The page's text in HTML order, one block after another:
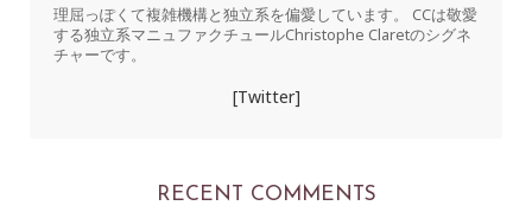
理屈っぽくて複雑機構と独立系を偏愛しています。 CCは敬愛
する独立系マニュファクチュールChristophe Claretのシグネ
チャーです。
[Twitter]
RECENT COMMENTS